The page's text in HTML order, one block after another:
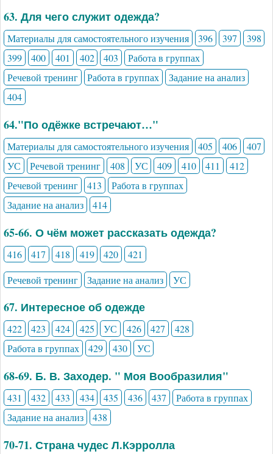
63. Для чего служит одежда?
Материалы для самостоятельного изучения 396 397
398
399
400 401 402 403
Работа в группах
Речевой тренинг
Работа в группах
Задание на анализ
404
64."По одёжке встречают…"
Материалы для самостоятельного изучения 405 406
407
УС
Речевой тренинг 408 УС 409 410 411
412
Речевой тренинг
413
Работа в группах
Задание на анализ
414
65-66. О чём может рассказать одежда?
416 417 418 419 420
421
Речевой тренинг
Задание на анализ УС
67. Интересное об одежде
422 423 424 425 УС 426 427
428
Работа в группах
429 430 УС
68-69. Б. В. Заходер. " Моя Вообразилия"
431 432 433 434 435 436 437
Работа в группах
Задание на анализ
438
70-71. Страна чудес Л.Кэрролла